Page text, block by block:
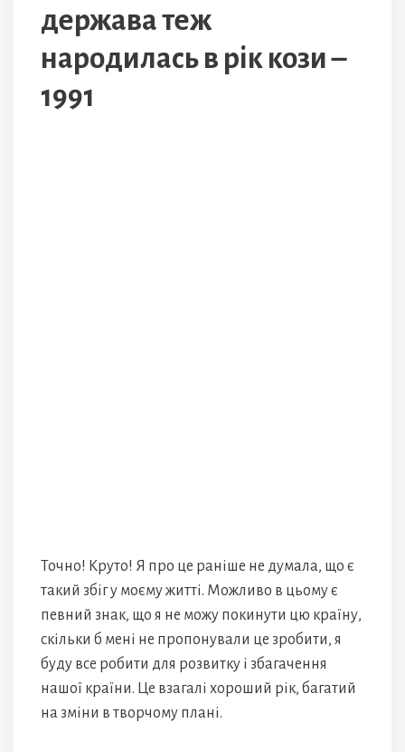
держава теж
народилась в рік кози –
1991
Точно! Круто! Я про це раніше не думала, що є
такий збіг у моєму житті. Можливо в цьому є
певний знак, що я не можу покинути цю країну,
скільки б мені не пропонували це зробити, я
буду все робити для розвитку і збагачення
нашої країни. Це взагалі хороший рік, багатий
на зміни в творчому плані.